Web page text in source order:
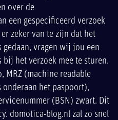
over de
een gespecificeerd verzoek
er zeker van te zijn dat het
vragen wij jou een
het verzoek mee te sturen.
MRZ (machine readable
onderaan het paspoort),
(BSN) zwart. Dit
domotica-blog.nl zal zo snel